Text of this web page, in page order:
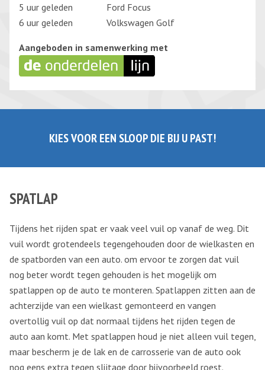
5 uur geleden
Ford Focus
6 uur geleden
Volkswagen Golf
Aangeboden in samenwerking met
KIES VOOR EEN SLOOP DIE BIJ U PAST!
SPATLAP
Tijdens het rijden spat er vaak veel vuil op vanaf de weg. Dit
vuil wordt grotendeels tegengehouden door de wielkasten en
de spatborden van een auto. om ervoor te zorgen dat vuil
nog beter wordt tegen gehouden is het mogelijk om
spatlappen op de auto te monteren. Spatlappen zitten aan de
achterzijde van een wielkast gemonteerd en vangen
overtollig vuil op dat normaal tijdens het rijden tegen de
auto aan komt. Met spatlappen houd je niet alleen vuil tegen,
maar bescherm je de lak en de carrosserie van de auto ook
nog eens extra tegen slijtage door bijvoorbeeld roest.